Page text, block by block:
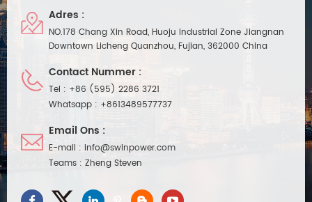
Adres :
NO.178 Chang Xin Road, Huoju Industrial Zone Jiangnan
Downtown Licheng Quanzhou, Fujian, 362000 China
Contact Nummer :
Tel : +86 (595) 2286 3721
Whatsapp : +8613489577737
Email Ons :
E-mail : info@swinpower.com
Teams : Zheng Steven